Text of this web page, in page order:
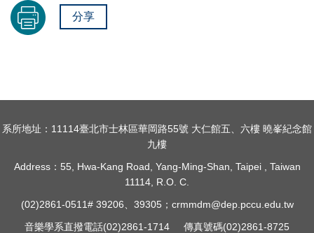
分享
系所地址：11114臺北市士林區華岡路55號 大仁館五、六樓 曉峯紀念館
九樓
Address：55, Hwa-Kang Road, Yang-Ming-Shan, Taipei ,
Taiwan
11114, R.O. C.
(02)2861-0511# 39206、39305；crmmdm@dep.pccu.edu.tw
音樂學系直撥電話(02)2861-1714 傳真號碼(02)2861-8725